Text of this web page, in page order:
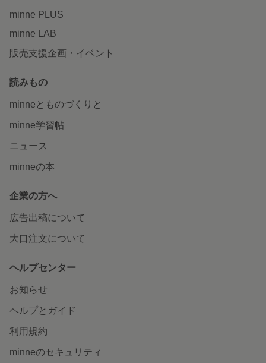
minne PLUS
minne LAB
販売支援企画・イベント
読みもの
minneとものづくりと
minne学習帖
ニュース
minneの本
企業の方へ
広告出稿について
大口注文について
ヘルプセンター
お知らせ
ヘルプとガイド
利用規約
minneのセキュリティ